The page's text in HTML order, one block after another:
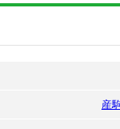
産